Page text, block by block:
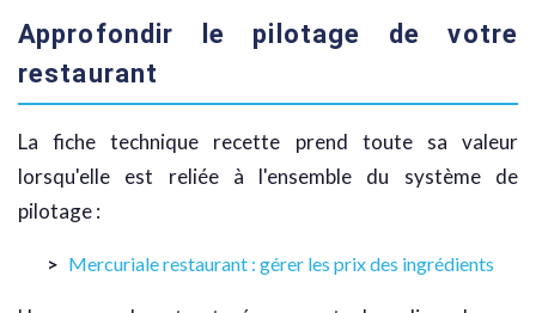
Approfondir le pilotage de votre
restaurant
La fiche technique recette prend toute sa valeur
lorsqu'elle est reliée à l'ensemble du système de
pilotage :
Mercuriale restaurant : gérer les prix des ingrédients